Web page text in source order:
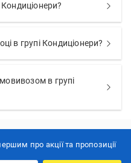
в групі Кондиціонери?
в групі
про акції та пропозиції